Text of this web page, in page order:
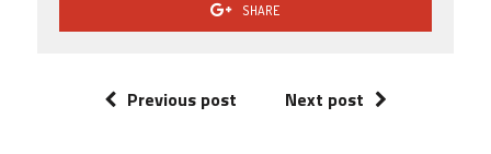
SHARE
Previous post Next post